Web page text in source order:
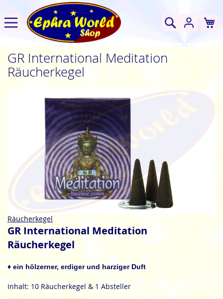
Suche
GR International Meditation
Räucherkegel
Zum
Anfang
Bildgalerie
Räucherkegel
GR International Meditation
Räucherkegel
♦ ein hölzerner, erdiger und harziger Duft
Inhalt: 10 Räucherkegel & 1 Absteller